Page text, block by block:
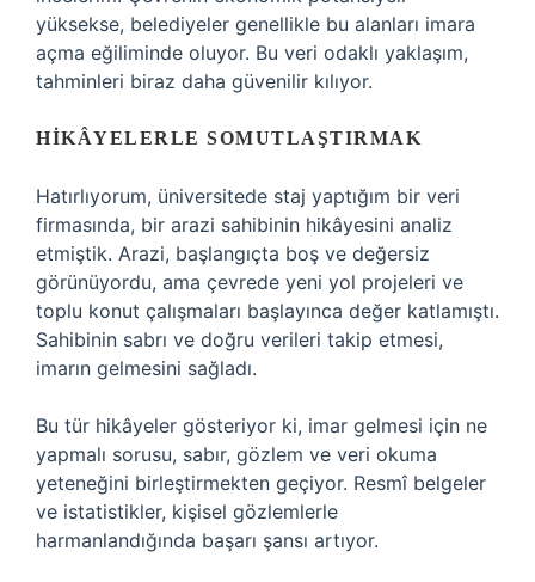
yüksekse, belediyeler genellikle bu alanları imara
açma eğiliminde oluyor. Bu veri odaklı yaklaşım,
tahminleri biraz daha güvenilir kılıyor.
HIKÂYELERLE SOMUTLAŞTIRMAK
Hatırlıyorum, üniversitede staj yaptığım bir veri
firmasında, bir arazi sahibinin hikâyesini analiz
etmiştik. Arazi, başlangıçta boş ve değersiz
görünüyordu, ama çevrede yeni yol projeleri ve
toplu konut çalışmaları başlayınca değer katlamıştı.
Sahibinin sabrı ve doğru verileri takip etmesi,
imarın gelmesini sağladı.
Bu tür hikâyeler gösteriyor ki, imar gelmesi için ne
yapmalı sorusu, sabır, gözlem ve veri okuma
yeteneğini birleştirmekten geçiyor. Resmî belgeler
ve istatistikler, kişisel gözlemlerle
harmanlandığında başarı şansı artıyor.